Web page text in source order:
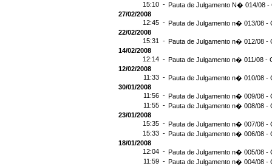
15:10 - Pauta de Julgamento N� 014/08 -
27/02/2008
12:45 - Pauta de Julgamento n� 013/08 -
22/02/2008
15:31 - Pauta de Julgamento n� 012/08 -
14/02/2008
12:14 - Pauta de Julgamento n� 011/08 -
12/02/2008
11:33 - Pauta de Julgamento n� 010/08 -
30/01/2008
11:56 - Pauta de Julgamento n� 009/08 -
11:55 - Pauta de Julgamento n� 008/08 -
23/01/2008
15:35 - Pauta de Julgamento n� 007/08 -
15:33 - Pauta de Julgamento n� 006/08 -
18/01/2008
12:04 - Pauta de Julgamento n� 005/08 -
11:59 - Pauta de Julgamento n� 004/08 -